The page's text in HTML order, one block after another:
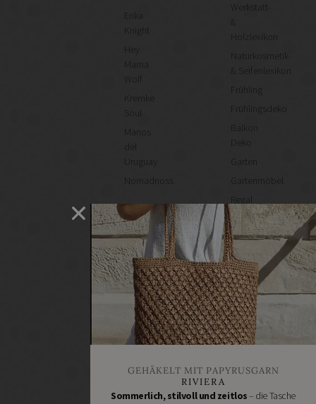
Knight
Mama
Wolf
Kremke
Manos
Uruguay
Nomadnoss
Werkstatt-
&
Holzlexikon
Naturkosmetik-
& Seifenlexikon
Frühling
Frühlingsdeko
Balkon
Deko
Garten
Gartenmöbel
Regal
selber
machen
Heimwerken
Renovieren
DIY
GESCHÄFTE
Bastelbedarf
Stoffgeschäfte
Handgemachtes
Schneidereibedarf
GEHÄKELT MIT PAPYRUSGARN
RIVIERA
Sommerlich, stilvoll und zeitlos– die Tasche